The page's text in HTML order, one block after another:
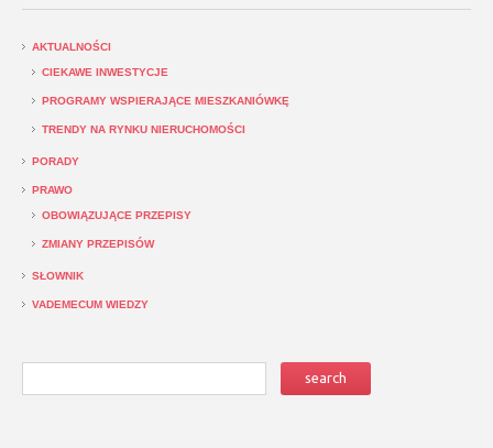
AKTUALNOŚCI
CIEKAWE INWESTYCJE
PROGRAMY WSPIERAJĄCE MIESZKANIÓWKĘ
TRENDY NA RYNKU NIERUCHOMOŚCI
PORADY
PRAWO
OBOWIĄZUJĄCE PRZEPISY
ZMIANY PRZEPISÓW
SŁOWNIK
VADEMECUM WIEDZY